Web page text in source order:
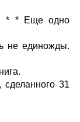
* * Еще одно
не единожды.
31